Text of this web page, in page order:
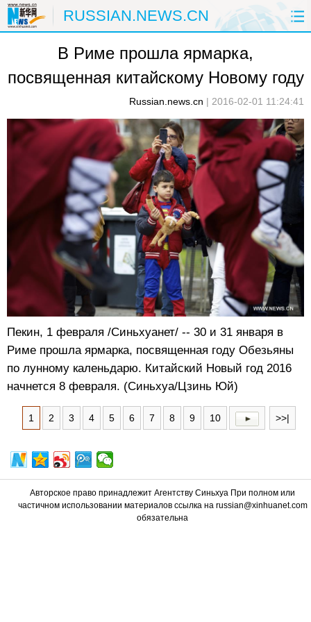
RUSSIAN.NEWS.CN
ГЛАВНАЯ КИТАЙ РФ И СНГ
В МИРЕ ЭКОНОМИКА ОБЩЕСТВО
НАУКА ПРИРОДА КУЛЬТУРА
СПОРТ ЗДОРОВЬЕ ФОТОЛЕНТЫ
СПЕЦТЕМЫ
В Риме прошла ярмарка,
посвященная китайскому Новому году
Russian.news.cn | 2016-02-01 11:24:41
Пекин, 1 февраля /Синьхуанет/ -- 30 и 31 января в
Риме прошла ярмарка, посвященная году Обезьяны
по лунному каленьдарю. Китайский Новый год 2016
начнется 8 февраля. (Синьхуа/Цзинь Юй)
1 2 3 4 5 6 7 8 9 10 >>|
Авторское право принадлежит Агентству Синьхуа При полном или
частичном использовании материалов ссылка на russian@xinhuanet.com
обязательна